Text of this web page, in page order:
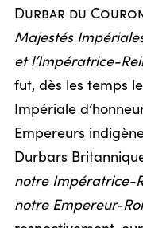
Durbar du
Majestés
et l’Impératrice-
fut, dès les temps
Impériale
Empereurs
Durbars
notre Impératrice-
notre Empereur-Roi